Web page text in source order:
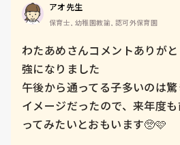
アオ先生
保育士, 幼稚園教諭, 認可外保育園
わたあめさんコメントありが
強になりました
午後から通ってる子多いのは
イメージだったので、来年度
ってみたいとおもいます🥺🩷